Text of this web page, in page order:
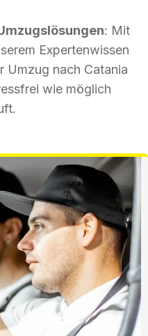
: Mit
Expertenwissen
Umzug nach Catania
wie möglich